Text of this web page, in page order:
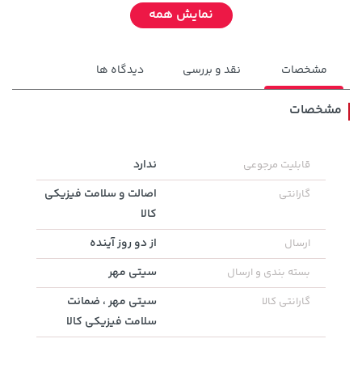
22,580,000 تومان 119,900 تومان
نمایش همه
مشخصات نقد و بررسی دیدگاه ها
مشخصات
قابلیت مرجوعی ندارد
گارانتی
اصالت و سلامت فیزیکی
کالا
ارسال از دو روز آینده
بسته بندی و ارسال سیتی مهر
گارانتی کالا
سیتی مهر ، ضمانت
سلامت فیزیکی کالا